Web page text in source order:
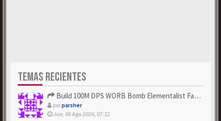
TEMAS RECIENTES
Build 100M DPS WORB Bomb Elementalist Fast - Grab POE Curren...
porparsher
Jue, 06 Ago 2026, 07:12